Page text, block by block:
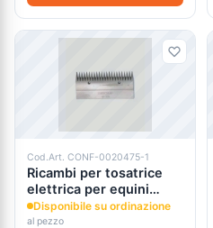
Cod.Art. CONF-0020475-1
Ricambi per tosatrice
elettrica per equini
aesculap gt474h
Disponibile su ordinazione
al pezzo